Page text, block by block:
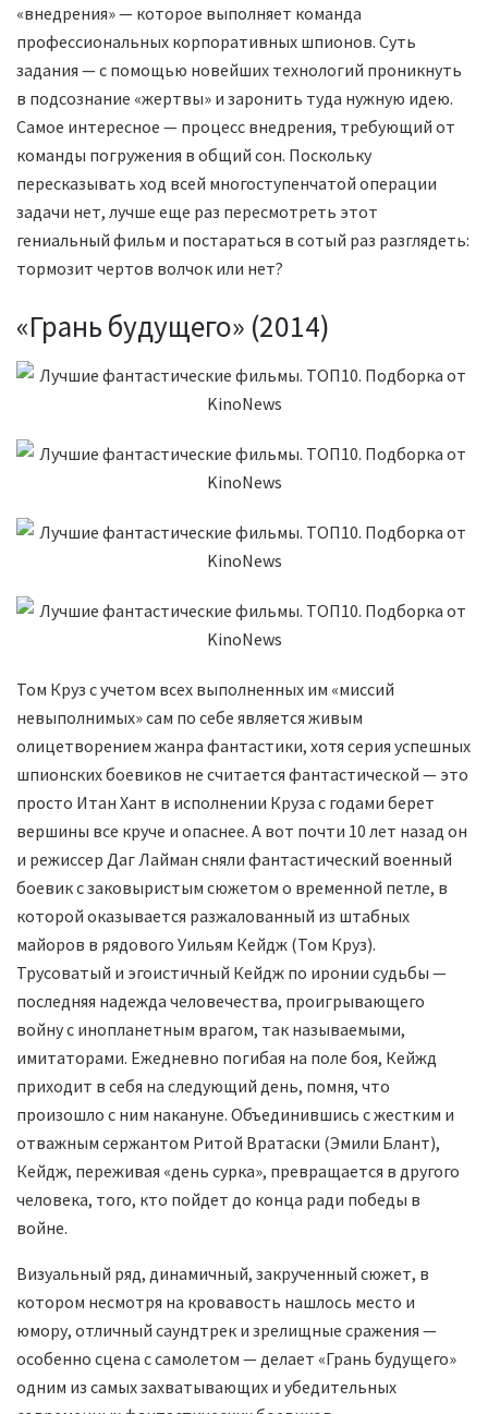
«внедрения» — которое выполняет команда
профессиональных корпоративных шпионов. Суть
задания — с помощью новейших технологий проникнуть
в подсознание «жертвы» и заронить туда нужную идею.
Самое интересное — процесс внедрения, требующий от
команды погружения в общий сон. Поскольку
пересказывать ход всей многоступенчатой операции
задачи нет, лучше еще раз пересмотреть этот
гениальный фильм и постараться в сотый раз разглядеть:
тормозит чертов волчок или нет?
«Грань будущего» (2014)
Том Круз с учетом всех выполненных им «миссий
невыполнимых» сам по себе является живым
олицетворением жанра фантастики, хотя серия успешных
шпионских боевиков не считается фантастической — это
просто Итан Хант в исполнении Круза с годами берет
вершины все круче и опаснее. А вот почти 10 лет назад он
и режиссер Даг Лайман сняли фантастический военный
боевик с заковыристым сюжетом о временной петле, в
которой оказывается разжалованный из штабных
майоров в рядового Уильям Кейдж (Том Круз).
Трусоватый и эгоистичный Кейдж по иронии судьбы —
последняя надежда человечества, проигрывающего
войну с инопланетным врагом, так называемыми,
имитаторами. Ежедневно погибая на поле боя, Кейжд
приходит в себя на следующий день, помня, что
произошло с ним накануне. Объединившись с жестким и
отважным сержантом Ритой Вратаски (Эмили Блант),
Кейдж, переживая «день сурка», превращается в другого
человека, того, кто пойдет до конца ради победы в
войне.
Визуальный ряд, динамичный, закрученный сюжет, в
котором несмотря на кровавость нашлось место и
юмору, отличный саундтрек и зрелищные сражения —
особенно сцена с самолетом — делает «Грань будущего»
одним из самых захватывающих и убедительных